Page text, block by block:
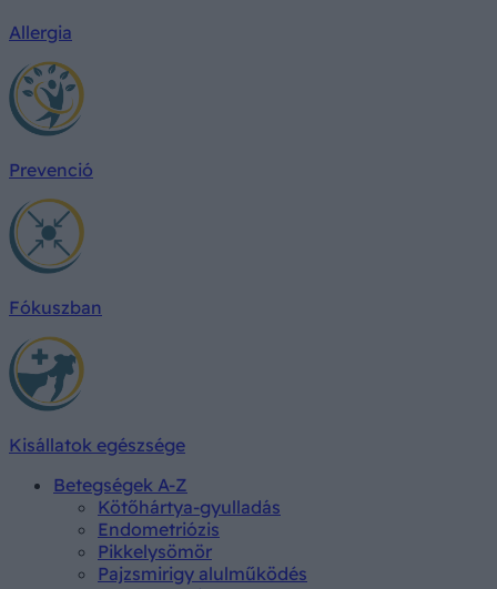
Allergia
Prevenció
Fókuszban
Kisállatok egészsége
Betegségek A-Z
Kötőhártya-gyulladás
Endometriózis
Pikkelysömör
Pajzsmirigy alulműködés